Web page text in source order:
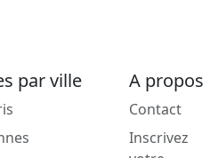
par ville A propos
Contact
Inscrivez